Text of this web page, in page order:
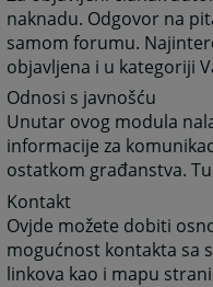
naknadu. Odgovor na
samom forumu.
objavljena i u kategoriji
Odnosi s javnošću
Unutar ovog modula
informacije za
ostatkom građanstva.
Kontakt
Ovjde možete dobiti
mogućnost kontakta sa
linkova kao i mapu